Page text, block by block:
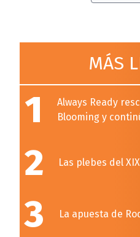
MÁS
1
Always Ready
Blooming y
2 Las plebes del
3 La apuesta de